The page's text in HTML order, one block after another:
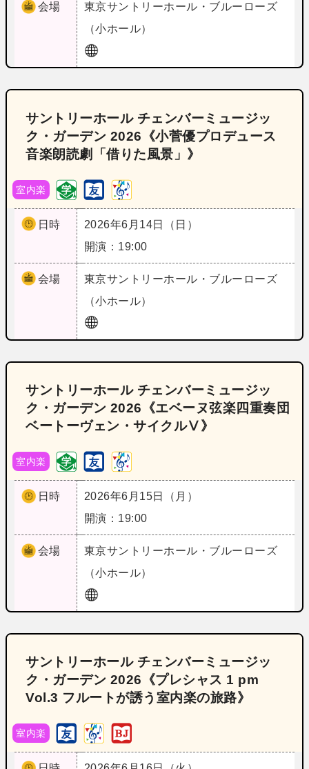
会場 東京サントリーホール・ブルーローズ
（小ホール）
サントリーホール チェンバーミュージッ
ク・ガーデン 2026《小菅優プロデュース
音楽朗読劇「借りた風景」》
室内楽
日時
2026年6月14日（日）
開演：19:00
会場 東京サントリーホール・ブルーローズ
（小ホール）
サントリーホール チェンバーミュージッ
ク・ガーデン 2026《エベーヌ弦楽四重奏団
ベートーヴェン・サイクルⅤ》
室内楽
日時
2026年6月15日（月）
開演：19:00
会場 東京サントリーホール・ブルーローズ
（小ホール）
サントリーホール チェンバーミュージッ
ク・ガーデン 2026《プレシャス 1 pm
Vol.3 フルートが誘う室内楽の旅路》
室内楽